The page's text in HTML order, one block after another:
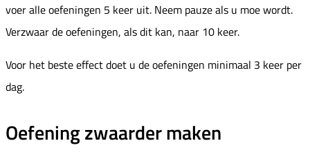
voer alle oefeningen 5 keer uit. Neem pauze als u moe wordt.
Verzwaar de oefeningen, als dit kan, naar 10 keer.
Voor het beste effect doet u de oefeningen minimaal 3 keer per
dag.
Oefening zwaarder maken